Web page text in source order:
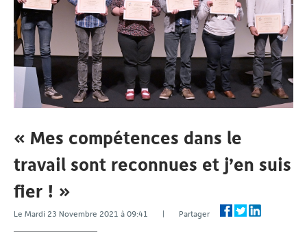
« Mes compétences dans le
travail sont reconnues et j’en suis
fier ! »
Le Mardi 23 Novembre 2021 à 09:41 | Partager